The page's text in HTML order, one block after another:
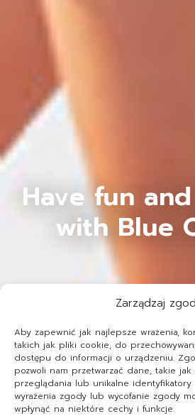
Zarządzaj
Aby zapewnić jak najlepsze wrażenia,
takich jak pliki cookie, do
dostępu do informacji o urządzeniu.
pozwoli nam przetwarzać dane, takie
przeglądania lub unikalne identyfikatory
wyrażenia zgody lub wycofanie zgody
wpłynąć na niektóre cechy i funkcje.
Have fun
with Blue